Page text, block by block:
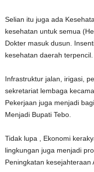
Selian itu juga ada
kesehatan untuk semua
Dokter masuk dusun.
kesehatan daerah terpencil.
Infrastruktur jalan, irigasi,
sekretariat lembaga
Pekerjaan juga menjadi
Menjadi Bupati Tebo.
Tidak lupa , Ekonomi
lingkungan juga menjadi
Peningkatan kesejahteraan